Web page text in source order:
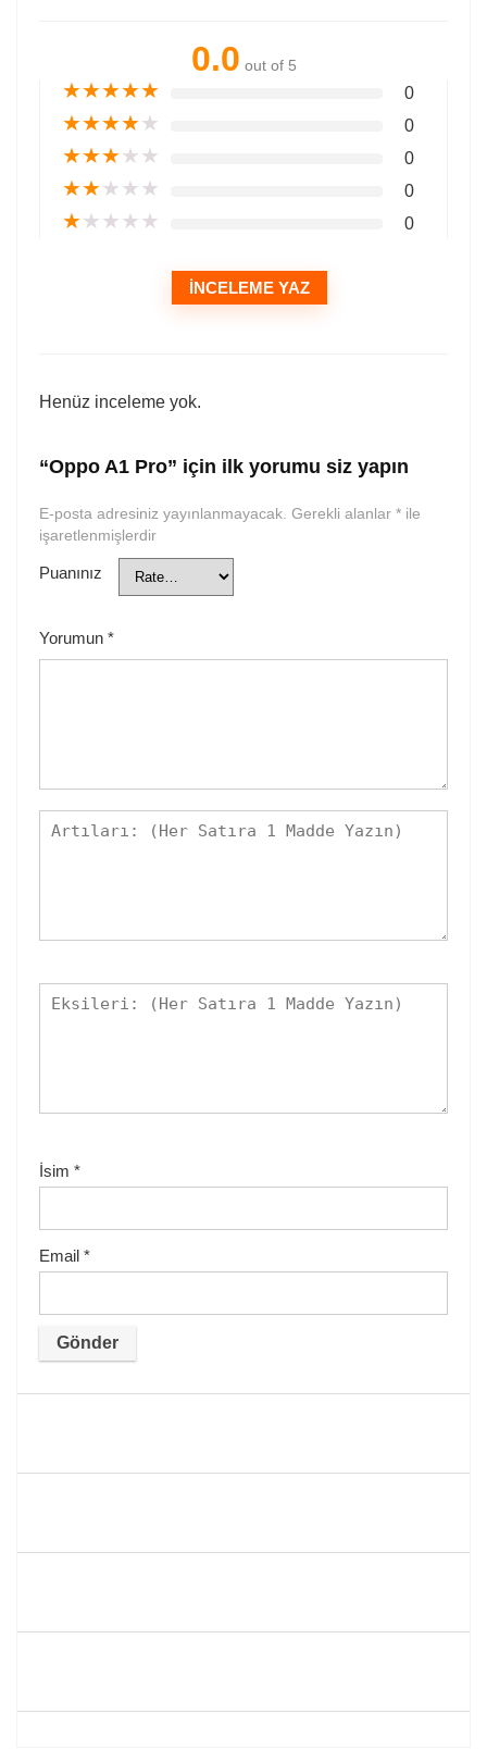
0.0 out of 5
★★★★★ 0
★★★★★ 0
★★★★★ 0
★★★★★ 0
★★★★★ 0
İNCELEME YAZ
Henüz inceleme yok.
“Oppo A1 Pro” için ilk yorumu siz yapın
E-posta adresiniz yayınlanmayacak. Gerekli alanlar * ile
işaretlenmişlerdir
Puanınız
Yorumun *
İsim *
Email *